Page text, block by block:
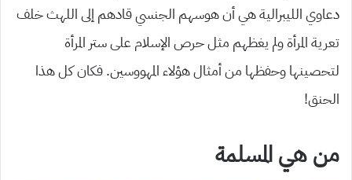
دعاوي الليبرالية هي أن هوسهم الجنسي قادهم إلى اللهث خلف
تعرية المرأة ولم يغظهم مثل حرص الإسلام على ستر المرأة
لتحصينها وحفظها من أمثال هؤلاء المهووسين. فكان كل هذا
الحنق!
من هي المسلمة